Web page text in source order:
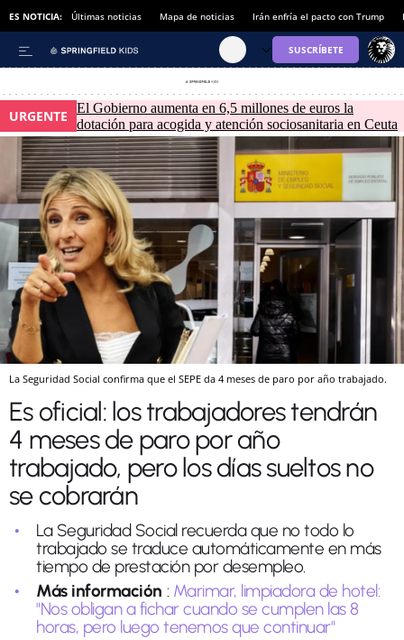
ES NOTICIA: Últimas noticias Mapa de noticias Irán enfría el pacto con Trump
URGENTE
El Gobierno aumenta en 6,5 millones de euros la
dotación para acogida y atención sociosanitaria en Ceuta
La Seguridad Social confirma que el SEPE da 4 meses de paro por año trabajado.
Es oficial: los trabajadores tendrán
4 meses de paro por año
trabajado, pero los días sueltos no
se cobrarán
La Seguridad Social recuerda que no todo lo
trabajado se traduce automáticamente en más
tiempo de prestación por desempleo.
Más información : Marimar, limpiadora de hotel:
"Nos obligan a fichar cuando se cumplen las 8
horas, pero luego tenemos que continuar"